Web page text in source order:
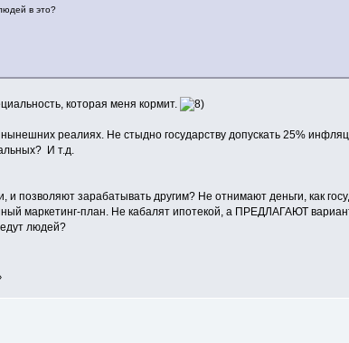
в это?
которая меня кормит.
реалиях. Не стыдно государству допускать 25%
И т.д.
позволяют зарабатывать другим? Не отнимают деньги, как
маркетинг-план. Не кабалят ипотекой, а ПРЕДЛАГАЮТ
людей?